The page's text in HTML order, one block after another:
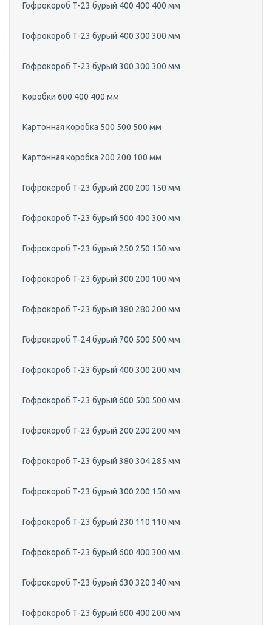
Гофрокороб Т-23 бурый 400 400 400 мм
Гофрокороб Т-23 бурый 400 300 300 мм
Гофрокороб Т-23 бурый 300 300 300 мм
Коробки 600 400 400 мм
Картонная коробка 500 500 500 мм
Картонная коробка 200 200 100 мм
Гофрокороб Т-23 бурый 200 200 150 мм
Гофрокороб Т-23 бурый 500 400 300 мм
Гофрокороб Т-23 бурый 250 250 150 мм
Гофрокороб Т-23 бурый 300 200 100 мм
Гофрокороб Т-23 бурый 380 280 200 мм
Гофрокороб Т-24 бурый 700 500 500 мм
Гофрокороб Т-23 бурый 400 300 200 мм
Гофрокороб Т-23 бурый 600 500 500 мм
Гофрокороб Т-23 бурый 200 200 200 мм
Гофрокороб Т-23 бурый 380 304 285 мм
Гофрокороб Т-23 бурый 300 200 150 мм
Гофрокороб Т-23 бурый 230 110 110 мм
Гофрокороб Т-23 бурый 600 400 300 мм
Гофрокороб Т-23 бурый 630 320 340 мм
Гофрокороб Т-23 бурый 600 400 200 мм